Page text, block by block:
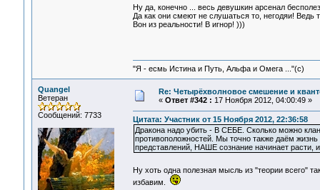
Ну да, конечно ... весь девушкин арсенал
Да как они смеют не слушаться то, негодяи! Ведь
Вон из реальности! В игнор! )))
"Я - есмь Истина и Путь, Альфа и Омега ..."(с)
Quangel
Ветеран
Сообщений: 7733
Re: Четырёхволновое смешение и
« Ответ #342 : 17 Ноября 2012, 04:00:49 »
Цитата: Участник от 15 Ноября 2012, 22:36:58
Дракона надо убить - В СЕБЕ. Сколько можно
противоположностей. Мы точно также даём
представлений, НАШЕ сознание начинает
Ну хоть одна полезная мысль из "теории всего"
избавим.